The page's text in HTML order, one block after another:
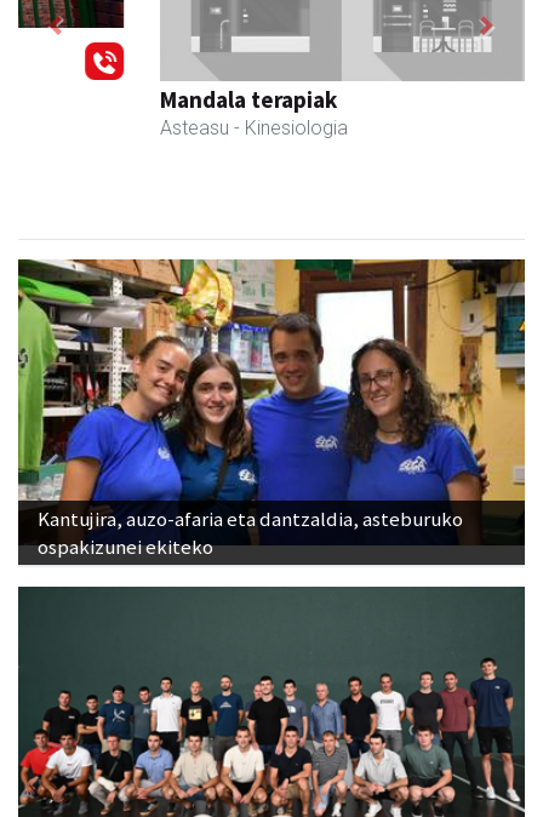
Mandala terapiak
- Kinesiologia
Previous Next
Kantujira, auzo-afaria eta dantzaldia, asteburuko
ospakizunei ekiteko